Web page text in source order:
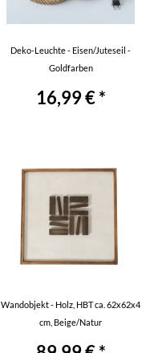
Deko-Leuchte - Eisen/Juteseil -
Goldfarben
16,99 € *
Wandobjekt - Holz, HBT ca. 62x62x4
cm, Beige/Natur